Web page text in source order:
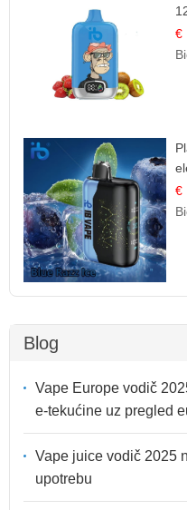
€
€
Blog
Vape Europe vodič
e-tekućine uz pregled
Vape juice vodič 2025
upotrebu